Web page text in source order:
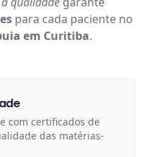
para cada paciente no
em Curitiba.
com certificados de
das matérias-